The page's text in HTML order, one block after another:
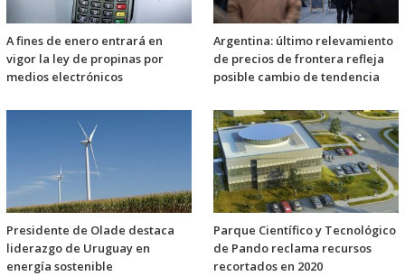
A fines de enero entrará en
vigor la ley de propinas por
medios electrónicos
Argentina: último relevamiento
de precios de frontera refleja
posible cambio de tendencia
Presidente de Olade destaca
liderazgo de Uruguay en
energía sostenible
Parque Científico y Tecnológico
de Pando reclama recursos
recortados en 2020